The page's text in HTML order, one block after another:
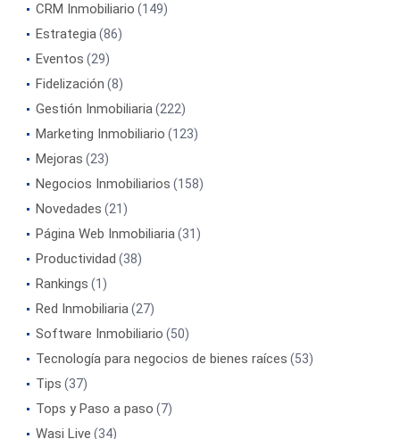
CRM Inmobiliario (149)
Estrategia(86)
Eventos (29)
Fidelización (8)
Gestión Inmobiliaria(222)
Marketing Inmobiliario (123)
Mejoras (23)
Negocios Inmobiliarios (158)
Novedades (21)
Página Web Inmobiliaria(31)
Productividad (38)
Rankings (1)
Red Inmobiliaria(27)
Software Inmobiliario (50)
Tecnología para negocios de bienes raíces (53)
Tips (37)
Tops y Paso a paso (7)
Wasi Live (34)